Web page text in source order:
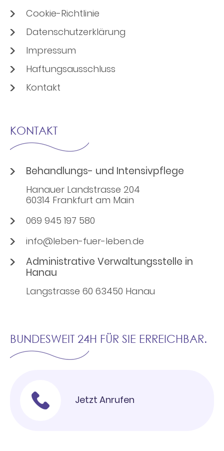
Cookie-Richtlinie
Datenschutzerklärung
Impressum
Haftungsausschluss
Kontakt
KONTAKT
Behandlungs- und Intensivpflege
Hanauer Landstrasse 204
60314 Frankfurt am Main
069 945 197 580
info@leben-fuer-leben.de
Administrative Verwaltungsstelle in
Hanau
Langstrasse 60 63450 Hanau
BUNDESWEIT 24H FÜR SIE ERREICHBAR.
Jetzt Anrufen